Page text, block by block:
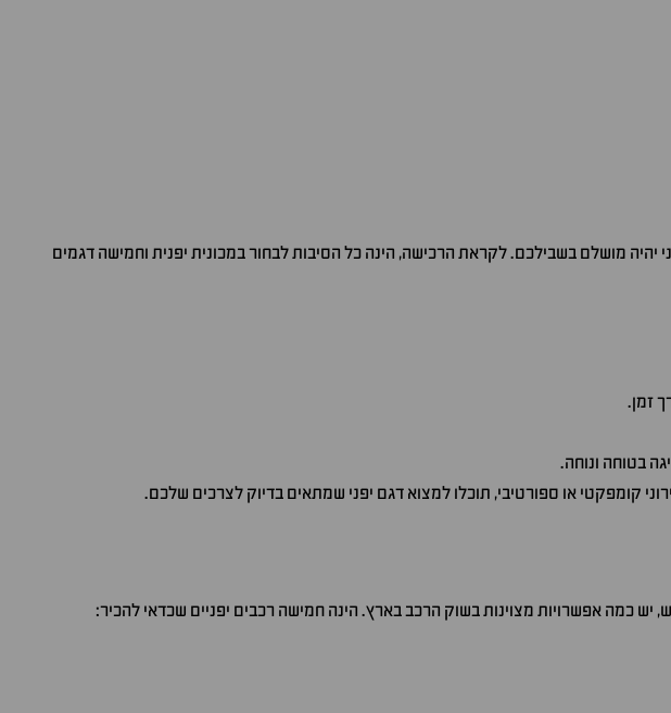
מושלם בשבילכם. לקראת הרכישה, הינה כל הסיבות לבחור במכונית יפנית וחמישה דגמים
זמן.
בטוחה ונוחה.
קומפקטי או ספורטיבי, תוכלו למצוא דגם יפני שמתאים בדיוק לצרכים שלכם.
כמה אפשרויות מצוינות בשוק הרכב בארץ. הינה חמישה רכבים יפניים שכדאי להכיר: